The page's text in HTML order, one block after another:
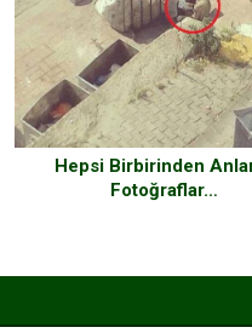
Hepsi Birbirinden
Fotoğraflar…